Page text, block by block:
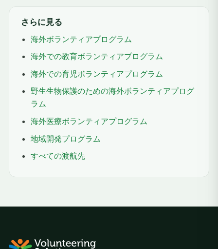
さらに見る
海外ボランティアプログラム
海外での教育ボランティアプログラム
海外での育児ボランティアプログラム
野生生物保護のための海外ボランティアプログ
ラム
海外医療ボランティアプログラム
地域開発プログラム
すべての渡航先